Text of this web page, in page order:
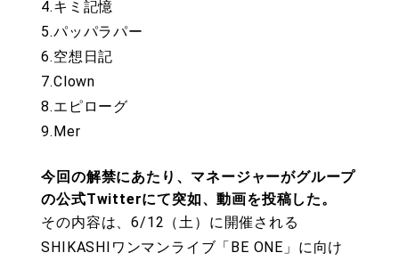
4.キミ記憶
5.パッパラパー
6.空想日記
7.Clown
8.エピローグ
9.Mer
今回の解禁にあたり、マネージャーがグループ
の公式Twitterにて突如、動画を投稿した。
その内容は、6/12（土）に開催される
SHIKASHIワンマンライブ「BE ONE」に向け